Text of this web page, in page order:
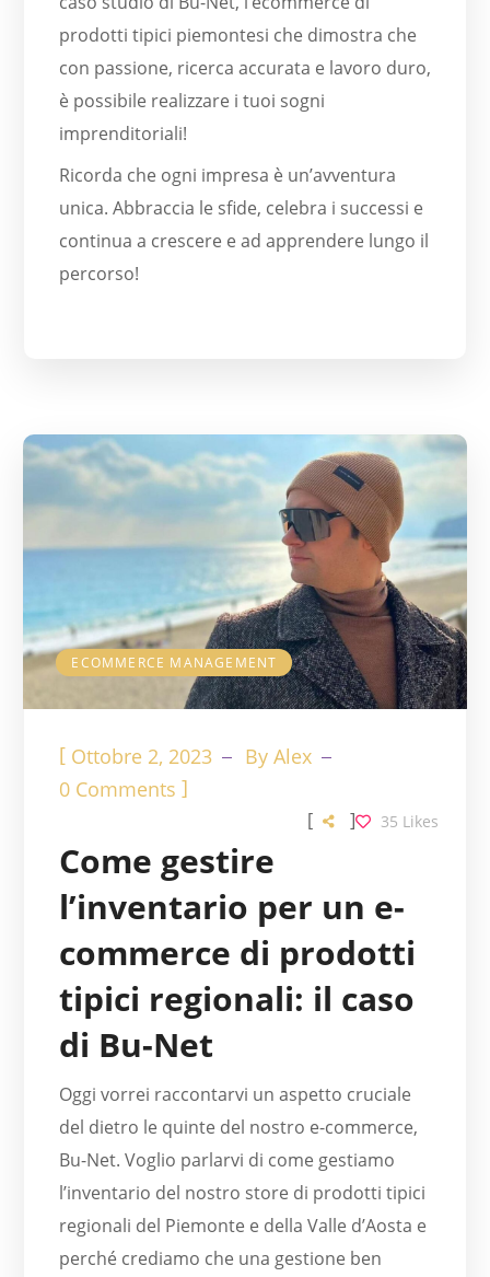
prodotti tipici piemontesi che dimostra che
con passione, ricerca accurata e lavoro duro,
è possibile realizzare i tuoi sogni
imprenditoriali!
Ricorda che ogni impresa è un’avventura
unica. Abbraccia le sfide, celebra i successi e
continua a crescere e ad apprendere lungo il
percorso!
ECOMMERCE MANAGEMENT
[ Ottobre 2, 2023 ByAlex
0 Comments ]
[ 35 Likes
]
Come gestire
l’inventario per un e-
commerce di prodotti
tipici regionali: il caso
di Bu-Net
Oggi vorrei raccontarvi un aspetto cruciale
del dietro le quinte del nostro e-commerce,
Bu-Net. Voglio parlarvi di come gestiamo
l’inventario del nostro store di prodotti tipici
regionali del Piemonte e della Valle d’Aosta e
perché crediamo che una gestione ben